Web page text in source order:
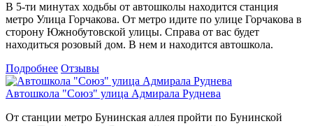
В 5-ти минутах ходьбы от автошколы находится станция
метро Улица Горчакова. От метро идите по улице Горчакова в
сторону Южнобутовской улицы. Справа от вас будет
находиться розовый дом. В нем и находится автошкола.
Подробнее Отзывы
Автошкола "Союз" улица Адмирала Руднева
От станции метро Бунинская аллея пройти по Бунинской